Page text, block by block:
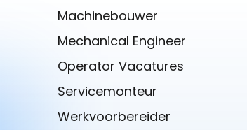
Machinebouwer
Mechanical Engineer
Operator Vacatures
Servicemonteur
Werkvoorbereider